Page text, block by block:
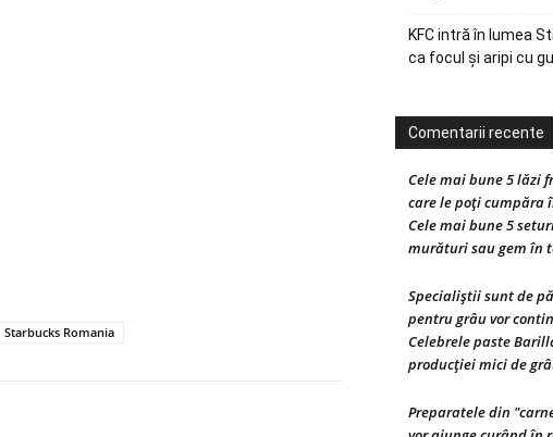
Starbucks Romania
KFC intră în lumea
ca focul și aripi cu
Comentarii recente
Cele mai bune 5 lăzi
care le poți cumpăra
Cele mai bune 5
murături sau gem în
Specialiștii sunt de
pentru grâu vor
Celebrele paste
producției mici de
Preparatele din